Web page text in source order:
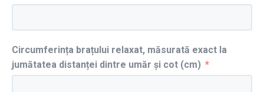
Circumferința brațului relaxat, măsurată exact la
jumătatea distanței dintre umăr și cot (cm)